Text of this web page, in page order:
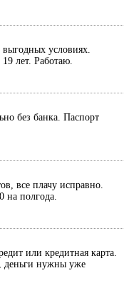
условиях.
лет. Работаю.
без банка. Паспорт
все плачу исправно.
на полгода.
или кредитная карта.
деньги нужны уже